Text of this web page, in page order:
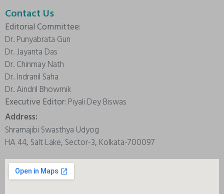
Contact Us
Editorial Committee:
Dr. Punyabrata Gun
Dr. Jayanta Das
Dr. Chinmay Nath
Dr. Indranil Saha
Dr. Aindril Bhowmik
Executive Editor: Piyali Dey Biswas
Address:
Shramajibi Swasthya Udyog
HA 44, Salt Lake, Sector-3, Kolkata-700097